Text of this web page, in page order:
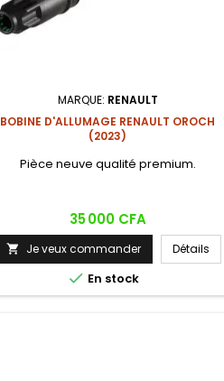
MARQUE: RENAULT
BOBINE D'ALLUMAGE RENAULT OROCH
(2023)
Pièce neuve qualité premium.
Prix
35 000 CFA
 Je veux commander Détails
 En stock